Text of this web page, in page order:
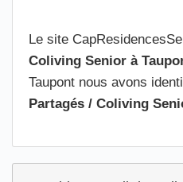
Le site
Coliving Senior à
Taupont nous avons
Partagés / Coliving